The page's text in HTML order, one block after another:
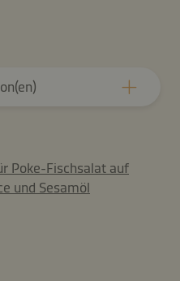
Poke-Fischsalat auf
und Sesamöl